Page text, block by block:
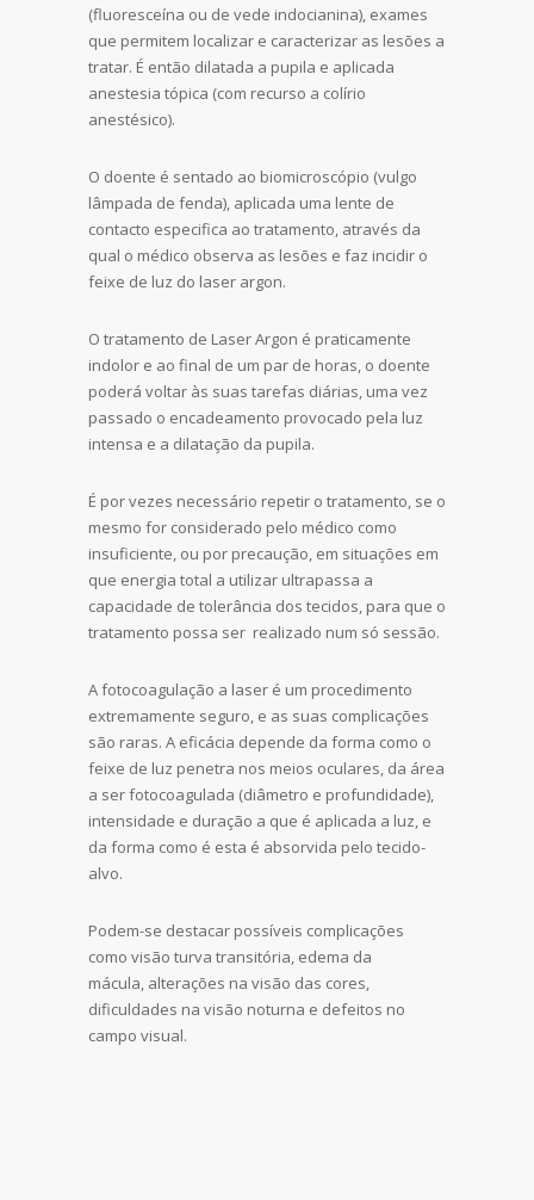
(fluoresceína ou de vede indocianina), exames
que permitem localizar e caracterizar as lesões a
tratar. É então dilatada a pupila e aplicada
anestesia tópica (com recurso a colírio
anestésico).
O doente é sentado ao biomicroscópio (vulgo
lâmpada de fenda), aplicada uma lente de
contacto especifica ao tratamento, através da
qual o médico observa as lesões e faz incidir o
feixe de luz do laser argon.
O tratamento de Laser Argon é praticamente
indolor e ao final de um par de horas, o doente
poderá voltar às suas tarefas diárias, uma vez
passado o encadeamento provocado pela luz
intensa e a dilatação da pupila.
É por vezes necessário repetir o tratamento, se o
mesmo for considerado pelo médico como
insuficiente, ou por precaução, em situações em
que energia total a utilizar ultrapassa a
capacidade de tolerância dos tecidos, para que o
tratamento possa ser realizado num só sessão.
A fotocoagulação a laser é um procedimento
extremamente seguro, e as suas complicações
são raras. A eficácia depende da forma como o
feixe de luz penetra nos meios oculares, da área
a ser fotocoagulada (diâmetro e profundidade),
intensidade e duração a que é aplicada a luz, e
da forma como é esta é absorvida pelo tecido-
alvo.
Podem-se destacar possíveis complicações
como visão turva transitória, edema da
mácula, alterações na visão das cores,
dificuldades na visão noturna e defeitos no
campo visual.